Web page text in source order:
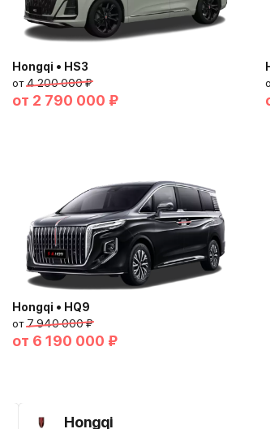
Hongqi • HS3
от4 200 000 ₽
от 2 790 000 ₽
Hongqi • HQ9
от7 940 000 ₽
от 6 190 000 ₽
Hongqi